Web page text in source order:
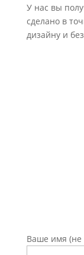
У нас вы
сделано в
дизайну и
Ваше имя (не